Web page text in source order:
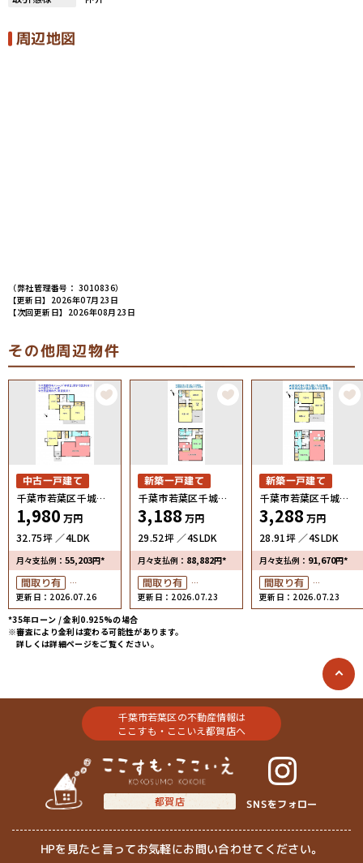
周辺地図
（弊社管理番号： 3010836）
【更新日】2026年07月23日
【次回更新日】2026年08月23日
その他周辺物件
中古一戸建て
千葉市若葉区千城台
西2丁目
1,980 万円
32.75坪
4LDK
月々支払例： 55,203円*
間取り有
リフォーム済
ペット可
4LDK以上
更新日：2026.07.26
新築一戸建て
千葉市若葉区千城台
西2丁目4号棟
3,188 万円
29.52坪
4SLDK
月々支払例： 88,882円*
間取り有
築10年以内
ペット可
上下水道完備
更新日：2026.07.23
新築一戸建て
千葉市若葉区千城台
西2丁目3号棟
3,288 万円
28.91坪
4SLDK
月々支払例： 91,670円*
間取り有
築10年以内
南面バルコニー
上下水道完備
更新日：2026.07.23
*35年ローン / 金利0.925%の場合
※審査により金利は変わる可能性があります。
詳しくは詳細ページをご覧ください。
千葉市若葉区の不動産情報は
ここすも・ここいえ都賀店へ
都賀店 SNSをフォロー
HPを見たと言ってお気軽にお問い合わせてください。